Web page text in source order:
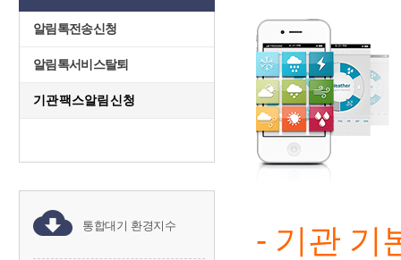
알림톡전송신청
알림톡서비스탈퇴
기관팩스알림신청
통합대기 환경지수 - 기관 기